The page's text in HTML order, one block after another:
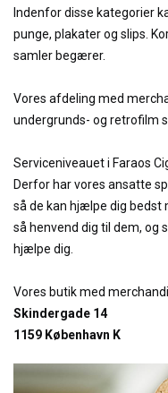
Indenfor disse kategorier
punge, plakater og slips.
samler begærer.
Vores afdeling med
undergrunds- og retrofilm
Serviceniveauet i Faraos
Derfor har vores ansatte
så de kan hjælpe dig bedst
så henvend dig til dem, og
hjælpe dig.
Vores butik med
Skindergade 14
1159 København K